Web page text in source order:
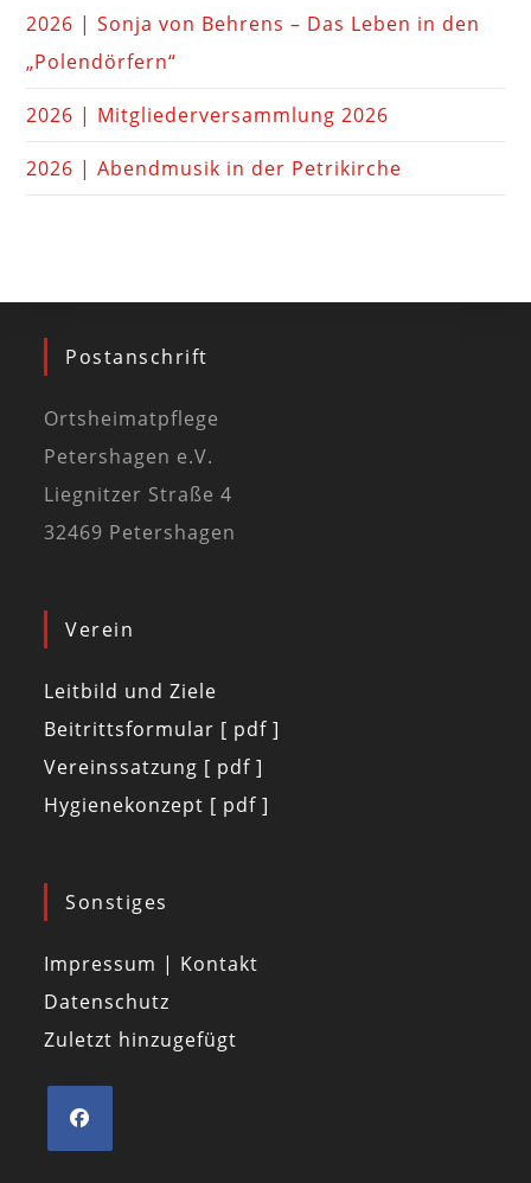
2026 | Sonja von Behrens – Das Leben in den
„Polendörfern“
2026 | Mitgliederversammlung 2026
2026 | Abendmusik in der Petrikirche
Postanschrift
Ortsheimatpflege
Petershagen e.V.
Liegnitzer Straße 4
32469 Petershagen
Verein
Leitbild und Ziele
Beitrittsformular [ pdf ]
Vereinssatzung [ pdf ]
Hygienekonzept [ pdf ]
Sonstiges
Impressum | Kontakt
Datenschutz
Zuletzt hinzugefügt